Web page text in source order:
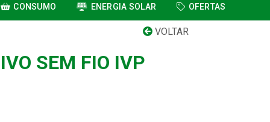
CONSUMO ENERGIA SOLAR OFERTAS
VOLTAR
SEM FIO IVP